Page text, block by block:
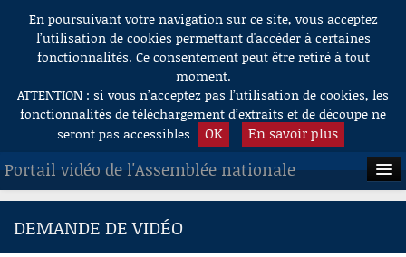
Aller au contenu
En poursuivant votre navigation sur ce site, vous acceptez
l’utilisation de cookies permettant d'accéder à certaines
fonctionnalités. Ce consentement peut être retiré à tout
moment.
ATTENTION : si vous n’acceptez pas l’utilisation de cookies, les
fonctionnalités de téléchargement d’extraits et de découpe ne
seront pas accessibles
OK En savoir plus
Portail vidéo de l'Assemblée nationale
ACCUEIL
DEMANDE DE VIDÉO